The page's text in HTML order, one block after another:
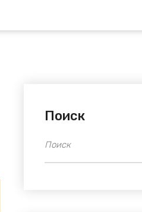
Поиск